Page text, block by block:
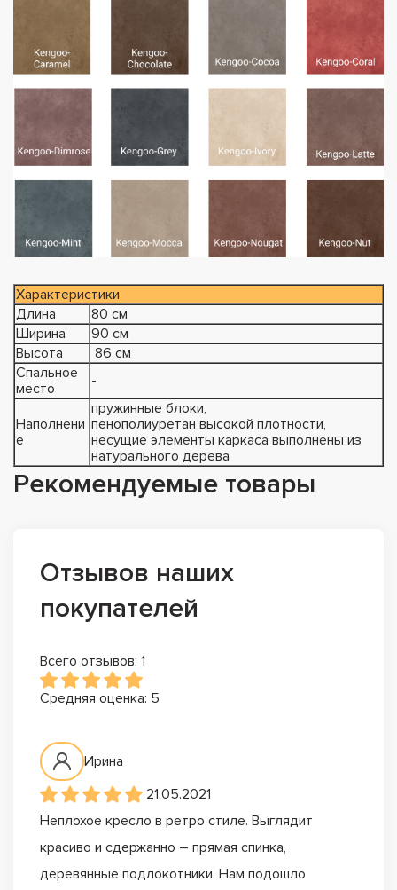
Характеристики
Длина
80 см
Ширина
90 см
Высота
86 см
Спальное
место
-
Наполнени
е
пружинные блоки,
пенополиуретан высокой плотности,
несущие элементы каркаса выполнены из
натурального дерева
Рекомендуемые товары
Отзывов наших
покупателей
Всего отзывов: 1
Средняя оценка: 5
Ирина
21.05.2021
Неплохое кресло в ретро стиле. Выглядит
красиво и сдержанно – прямая спинка,
деревянные подлокотники. Нам подошло